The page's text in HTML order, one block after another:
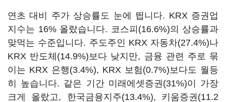
연초 대비 주가 상승률도 눈에 띕니다. KRX 증권업
지수는 16% 올랐습니다. 코스피(16.6%)의 상승률과
맞먹는 수준입니다. 주도주인 KRX 자동차(27.4%)나
KRX 반도체(14.9%)보다 낮지만, 금융 관련 주로 묶
이는 KRX 은행(3.4%), KRX 보험(0.7%)보다도 월등
히 높습니다. 같은 기간 미래에셋증권(31%)이 가장
크게 올랐고, 한국금융지주(13.4%), 키움증권(11.2